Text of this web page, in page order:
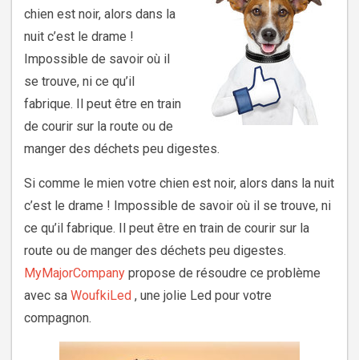
chien est noir, alors dans la
nuit c’est le drame !
Impossible de savoir où il
se trouve, ni ce qu’il
fabrique. Il peut être en train
de courir sur la route ou de
manger des déchets peu digestes.
Si comme le mien votre chien est noir, alors dans la nuit
c’est le drame ! Impossible de savoir où il se trouve, ni
ce qu’il fabrique. Il peut être en train de courir sur la
route ou de manger des déchets peu digestes.
MyMajorCompany propose de résoudre ce problème
avec sa WoufkiLed , une jolie Led pour votre
compagnon.